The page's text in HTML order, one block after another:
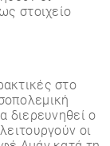
στοιχείο
στο
διερευνηθεί ο
οι